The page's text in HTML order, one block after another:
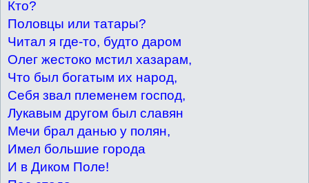
Кто?
Половцы или татары?
Читал я где-то, будто даром
Олег жестоко мстил хазарам,
Что был богатым их народ,
Себя звал племенем господ,
Лукавым другом был славян
Мечи брал данью у полян,
Имел большие города
И в Диком Поле!